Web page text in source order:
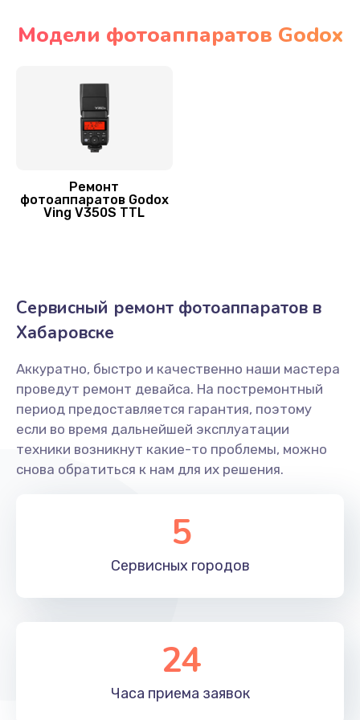
Замена ультразвукового мотора
Заказать
Модели фотоаппаратов Godox
Ремонт
фотоаппаратов Godox
Ving V350S TTL
Сервисный ремонт фотоаппаратов в
Хабаровске
Аккуратно, быстро и качественно наши мастера
проведут ремонт девайса. На постремонтный
период предоставляется гарантия, поэтому
если во время дальнейшей эксплуатации
техники возникнут какие-то проблемы, можно
снова обратиться к нам для их решения.
5
Сервисных городов
24
Часа приема заявок